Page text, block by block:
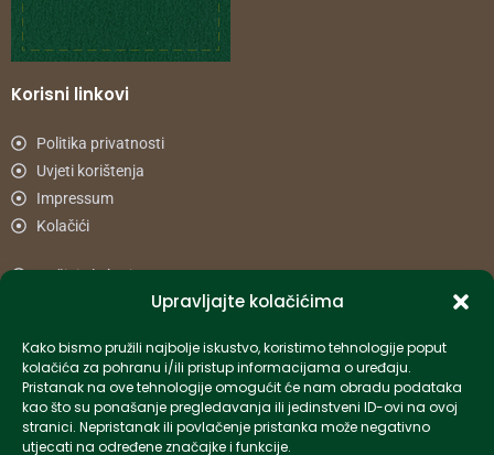
Upravljajte kolačićima
Kako bismo pružili najbolje iskustvo, koristimo tehnologije poput
kolačića za pohranu i/ili pristup informacijama o uređaju.
Pristanak na ove tehnologije omogućit će nam obradu podataka
kao što su ponašanje pregledavanja ili jedinstveni ID-ovi na ovoj
stranici. Nepristanak ili povlačenje pristanka može negativno
utjecati na određene značajke i funkcije.
Korisni linkovi
Politika privatnosti
Uvjeti korištenja
Impressum
Kolačići
Načini plaćanja
Informacije
info-hr@kettner.com